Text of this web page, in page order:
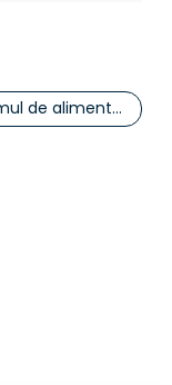
Consumul de alimente “acide” și cancerul: Ce Spune Cu Adevărat Știința